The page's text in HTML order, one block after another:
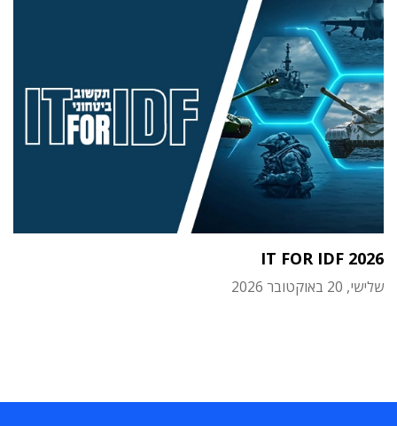
IT FOR IDF 2026
שלישי, 20 באוקטובר 2026